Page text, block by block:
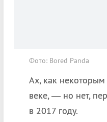
Фото: Bored Panda
Ах, как
веке, — но нет,
в 2017 году.